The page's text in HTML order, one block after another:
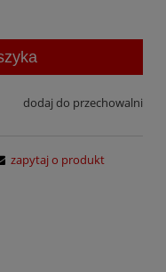
dodaj do przechowalni
zapytaj o produkt